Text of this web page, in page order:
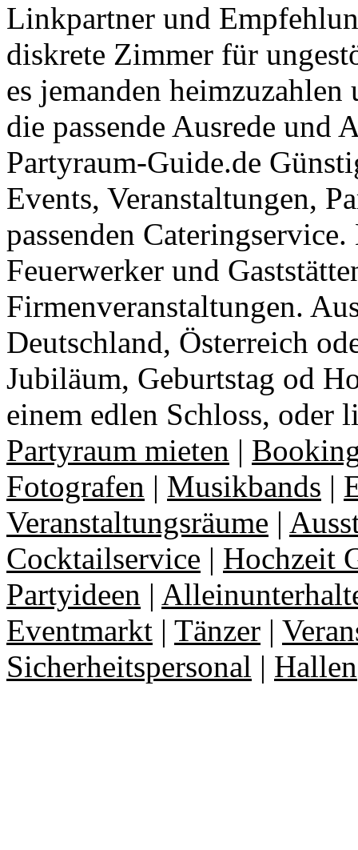
Linkpartner und
diskrete Zimmer für
es jemanden
die passende Ausrede und
Partyraum-Guide.de
Events, Veranstaltungen,
passenden
Feuerwerker und
Firmenveranstaltungen.
Deutschland, Österreich
Jubiläum, Geburtstag od
einem edlen Schloss, oder
Partyraum mieten |
Fotografen | Musikbands |
Veranstaltungsräume |
Cocktailservice | Hochzeit
Partyideen |
Eventmarkt | Tänzer |
Sicherheitspersonal | Hallen